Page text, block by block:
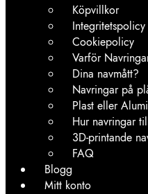
Köpvillkor
Integritetspolicy
Cookiepolicy
Varför
Dina navmått?
Navringar på
Plast eller
Hur navringar
3D-printande
FAQ
Blogg
Mitt konto